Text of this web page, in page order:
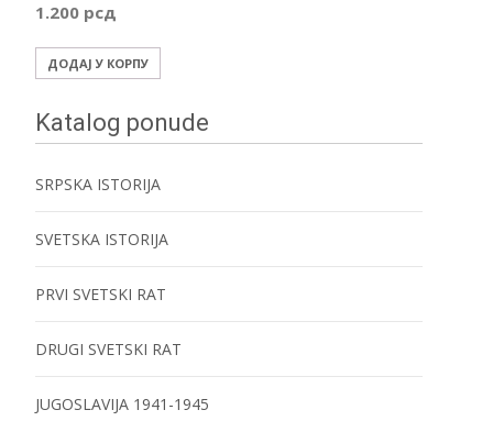
1.200 рсд
ДОДАЈ У КОРПУ
Katalog ponude
SRPSKA ISTORIJA
SVETSKA ISTORIJA
PRVI SVETSKI RAT
DRUGI SVETSKI RAT
JUGOSLAVIJA 1941-1945